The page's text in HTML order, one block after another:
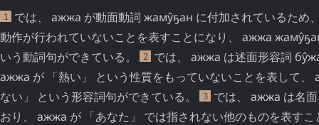
1 では、 ажжа が動面動詞 жаму̂ҕан に付加されているため
動作が行われていないことを表すことになり、 ажжа
いう動詞句ができている。
2 では、 ажжа は述面形容詞
ажжа が 「熱い」 という性質をもっていないことを表して、
ない」 という形容詞句ができている。
3 では、 ажжа は名
おり、 ажжа が 「あなた」 では指されない他のものを表す